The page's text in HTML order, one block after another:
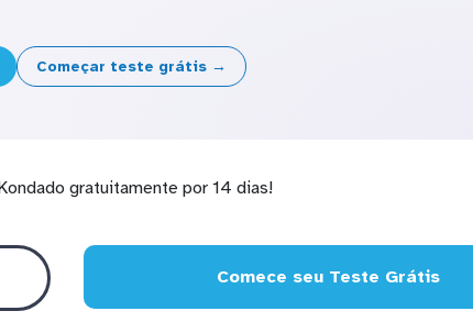
Começar teste grátis →
gratuitamente por 14 dias!
Comece seu Teste Grátis